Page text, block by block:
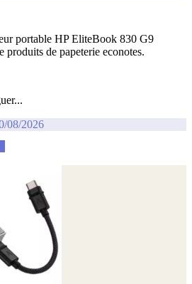
portable HP EliteBook 830 G9
produits de papeterie econotes.
08/2026